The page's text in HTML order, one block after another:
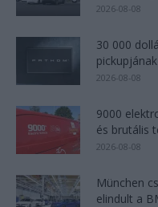
2026-08-08
30 000
2026-08-08
9000
és brutális
2026-08-08
München
elindult a